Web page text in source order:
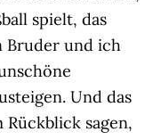
spielt, das
Bruder und ich
Und das
Rückblick sagen,